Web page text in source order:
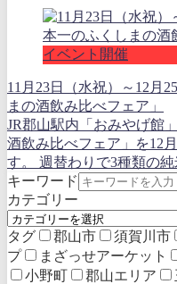
イベント開催
11月23日（水祝）～12月
まの酒飲み比べフェア」
JR郡山駅内「おみやげ館
酒飲み比べフェア」を12
す。 週替わりで3種類の純
キーワード
カテゴリー
タグ 郡山市 須賀川市
プ
まざっせアーケット
小野町
郡山エリア